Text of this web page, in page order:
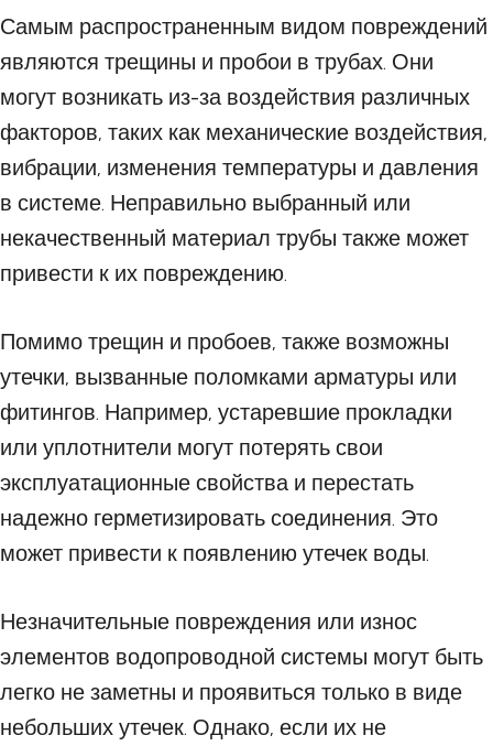
Самым распространенным видом повреждений
являются трещины и пробои в трубах. Они
могут возникать из-за воздействия различных
факторов, таких как механические воздействия,
вибрации, изменения температуры и давления
в системе. Неправильно выбранный или
некачественный материал трубы также может
привести к их повреждению.
Помимо трещин и пробоев, также возможны
утечки, вызванные поломками арматуры или
фитингов. Например, устаревшие прокладки
или уплотнители могут потерять свои
эксплуатационные свойства и перестать
надежно герметизировать соединения. Это
может привести к появлению утечек воды.
Незначительные повреждения или износ
элементов водопроводной системы могут быть
легко не заметны и проявиться только в виде
небольших утечек. Однако, если их не